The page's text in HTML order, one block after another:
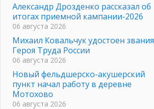
Александр Дрозденко рассказал об
итогах приемной кампании-2026
06 августа 2026
Михаил Ковальчук удостоен звания
Героя Труда России
06 августа 2026
Новый фельдшерско-акушерский
пункт начал работу в деревне
Мотохово
06 августа 2026